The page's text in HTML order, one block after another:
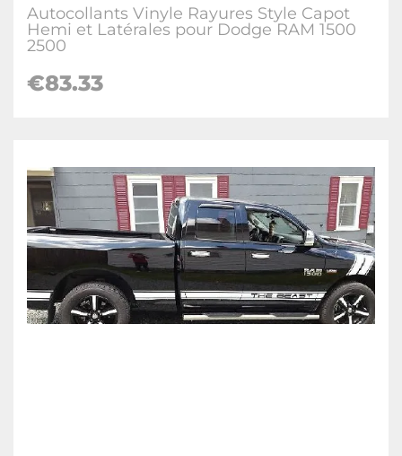
Autocollants Vinyle Rayures Style Capot
Hemi et Latérales pour Dodge RAM 1500
2500
€83.33